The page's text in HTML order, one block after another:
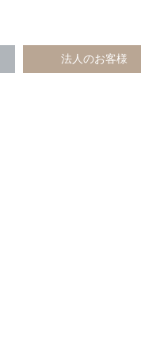
法人のお客様